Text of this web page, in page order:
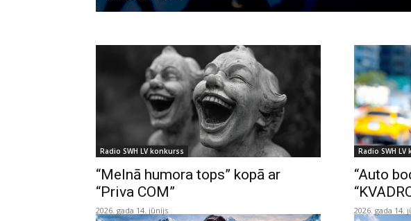
Radio SWH LV konkurss
“Melnā humora tops” kopā ar
“Priva COM”
2026. gada 14. jūnijs
Radio SWH
“Auto
2026. gada 14.